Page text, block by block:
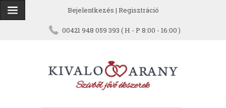
Bejelentkezés | Regisztráció
00421 948 059 393 ( H - P 8:00 - 16:00 )